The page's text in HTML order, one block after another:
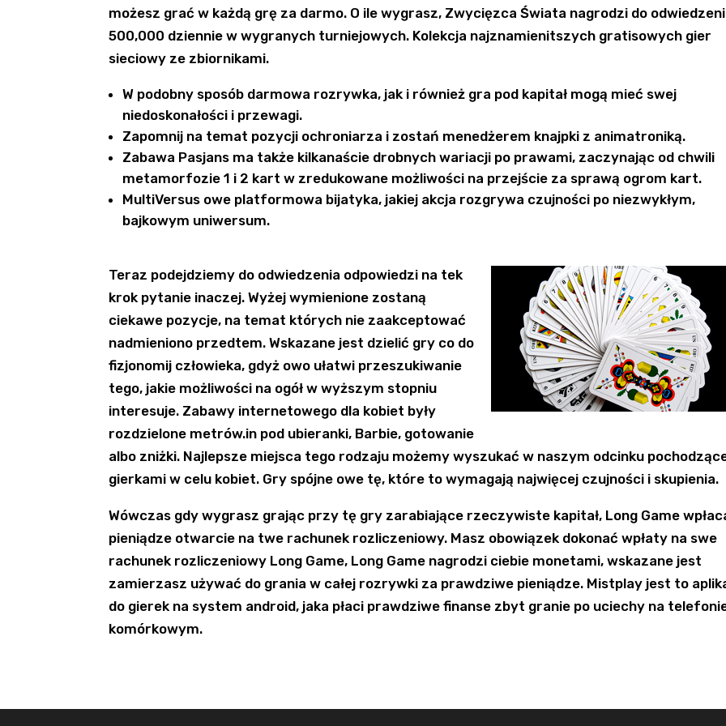
możesz grać w każdą grę za darmo. O ile wygrasz, Zwycięzca Świata nagrodzi do
500,000 dziennie w wygranych turniejowych. Kolekcja najznamienitszych gratisowych gier
sieciowy ze zbiornikami.
W podobny sposób darmowa rozrywka, jak i również gra pod kapitał mogą mieć swej
niedoskonałości i przewagi.
Zapomnij na temat pozycji ochroniarza i zostań menedżerem knajpki z animatroniką.
Zabawa Pasjans ma także kilkanaście drobnych wariacji po prawami, zaczynając od chwili
metamorfozie 1 i 2 kart w zredukowane możliwości na przejście za sprawą ogrom kart.
MultiVersus owe platformowa bijatyka, jakiej akcja rozgrywa czujności po niezwykłym,
bajkowym uniwersum.
Teraz podejdziemy do odwiedzenia odpowiedzi na tek
krok pytanie inaczej. Wyżej wymienione zostaną
ciekawe pozycje, na temat których nie zaakceptować
nadmieniono przedtem. Wskazane jest dzielić gry co do
fizjonomij człowieka, gdyż owo ułatwi przeszukiwanie
tego, jakie możliwości na ogół w wyższym stopniu
interesuje. Zabawy internetowego dla kobiet były
rozdzielone metrów.in pod ubieranki, Barbie, gotowanie
albo zniżki. Najlepsze miejsca tego rodzaju możemy wyszukać w naszym odcinku
gierkami w celu kobiet. Gry spójne owe tę, które to wymagają najwięcej czujności i skupienia.
Wówczas gdy wygrasz grając przy tę gry zarabiające rzeczywiste kapitał, Long Game
pieniądze otwarcie na twe rachunek rozliczeniowy. Masz obowiązek dokonać wpłaty na swe
rachunek rozliczeniowy Long Game, Long Game nagrodzi ciebie monetami, wskazane jest
zamierzasz używać do grania w całej rozrywki za prawdziwe pieniądze. Mistplay jest to
do gierek na system android, jaka płaci prawdziwe finanse zbyt granie po uciechy na
komórkowym.